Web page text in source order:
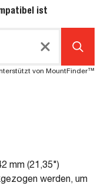
ist
von MountFinder™
mm (21,35")
werden, um